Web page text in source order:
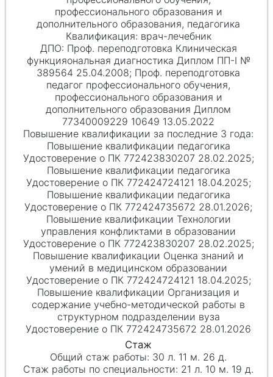
профессионального образования и
дополнительного образования, педагогика
врач-лечебник
Проф. переподготовка Клиническая
функцияональная диагностика Диплом ПП-I №
389564 25.04.2008; Проф. переподготовка
педагог профессионального обучения,
профессионального образования и
дополнительного образования Диплом
77340009229 10649 13.05.2022
Повышение квалификации педагогика
Удостоверение о ПК 772423830207 28.02.2025;
Повышение квалификации педагогика
Удостоверение о ПК 772424724121 18.04.2025;
Повышение квалификации педагогика
Удостоверение о ПК 772424735672 28.01.2026;
Повышение квалификации Технологии
управления конфликтами в образовании
Удостоверение о ПК 772423830207 28.02.2025;
Повышение квалификации Оценка знаний и
умений в медицинском образовании
Удостоверение о ПК 772424724121 18.04.2025;
Повышение квалификации Организация и
содержание учебно-методической работы в
структурном подразделении вуза
Удостоверение о ПК 772424735672 28.01.2026
30 л. 11 м. 26 д.
21 л. 10 м. 19 д.